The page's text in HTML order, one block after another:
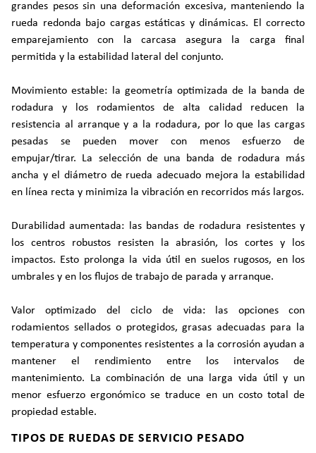
grandes pesos sin una deformación excesiva, manteniendo la
rueda redonda bajo cargas estáticas y dinámicas. El correcto
emparejamiento con la carcasa asegura la carga final
permitida y la estabilidad lateral del conjunto.
Movimiento estable: la geometría optimizada de la banda de
rodadura y los rodamientos de alta calidad reducen la
resistencia al arranque y a la rodadura, por lo que las cargas
pesadas se pueden mover con menos esfuerzo de
empujar/tirar. La selección de una banda de rodadura más
ancha y el diámetro de rueda adecuado mejora la estabilidad
en línea recta y minimiza la vibración en recorridos más largos.
Durabilidad aumentada: las bandas de rodadura resistentes y
los centros robustos resisten la abrasión, los cortes y los
impactos. Esto prolonga la vida útil en suelos rugosos, en los
umbrales y en los flujos de trabajo de parada y arranque.
Valor optimizado del ciclo de vida: las opciones con
rodamientos sellados o protegidos, grasas adecuadas para la
temperatura y componentes resistentes a la corrosión ayudan a
mantener el rendimiento entre los intervalos de
mantenimiento. La combinación de una larga vida útil y un
menor esfuerzo ergonómico se traduce en un costo total de
propiedad estable.
TIPOS DE RUEDAS DE SERVICIO PESADO